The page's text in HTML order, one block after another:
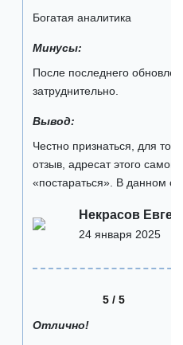
Богатая аналитика
Минусы:
После последнего
затруднительно.
Вывод:
Честно признаться, для
отзыв, адресат этого
«постараться». В данном
Некрасов
24 января 2025
5 / 5
Отлично!